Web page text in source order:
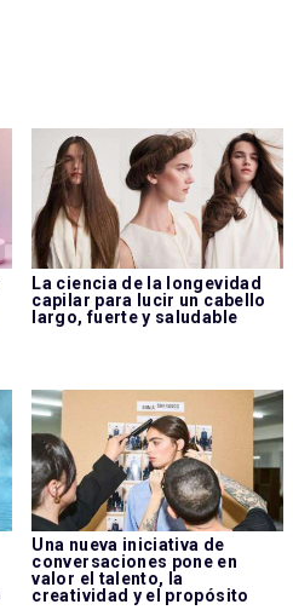
La ciencia de la longevidad
capilar para lucir un cabello
largo, fuerte y saludable
Una nueva iniciativa de
conversaciones pone en
valor el talento, la
creatividad y el propósito